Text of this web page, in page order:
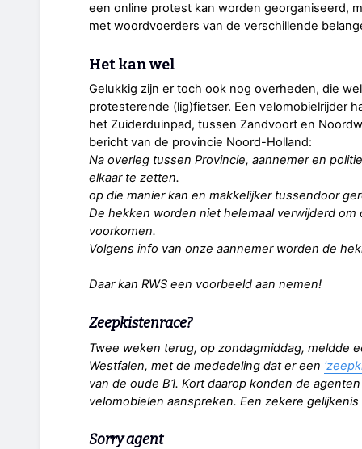
een online protest kan worden georganiseerd,
met woordvoerders van de verschillende
Het kan wel
Gelukkig zijn er toch ook nog overheden, die
protesterende (lig)fietser. Een velomobielrijder
het Zuiderduinpad, tussen Zandvoort en
bericht van de provincie Noord-Holland:
Na overleg tussen Provincie, aannemer en
elkaar te zetten.
op die manier kan en makkelijker tussendoor
De hekken worden niet helemaal verwijderd
voorkomen.
Volgens info van onze aannemer worden de
Daar kan RWS een voorbeeld aan nemen!
Zeepkistenrace?
Twee weken terug, op zondagmiddag, meldde
Westfalen, met de mededeling dat er een
van de oude B1. Kort daarop konden de
velomobielen aanspreken. Een zekere
Sorry agent